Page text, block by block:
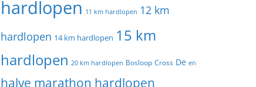
hardlopen 11 km hardlopen 12 km
hardlopen 14 km hardlopen 15 km
hardlopen 20 km hardlopen Bosloop Cross De en
halve marathon hardlopen